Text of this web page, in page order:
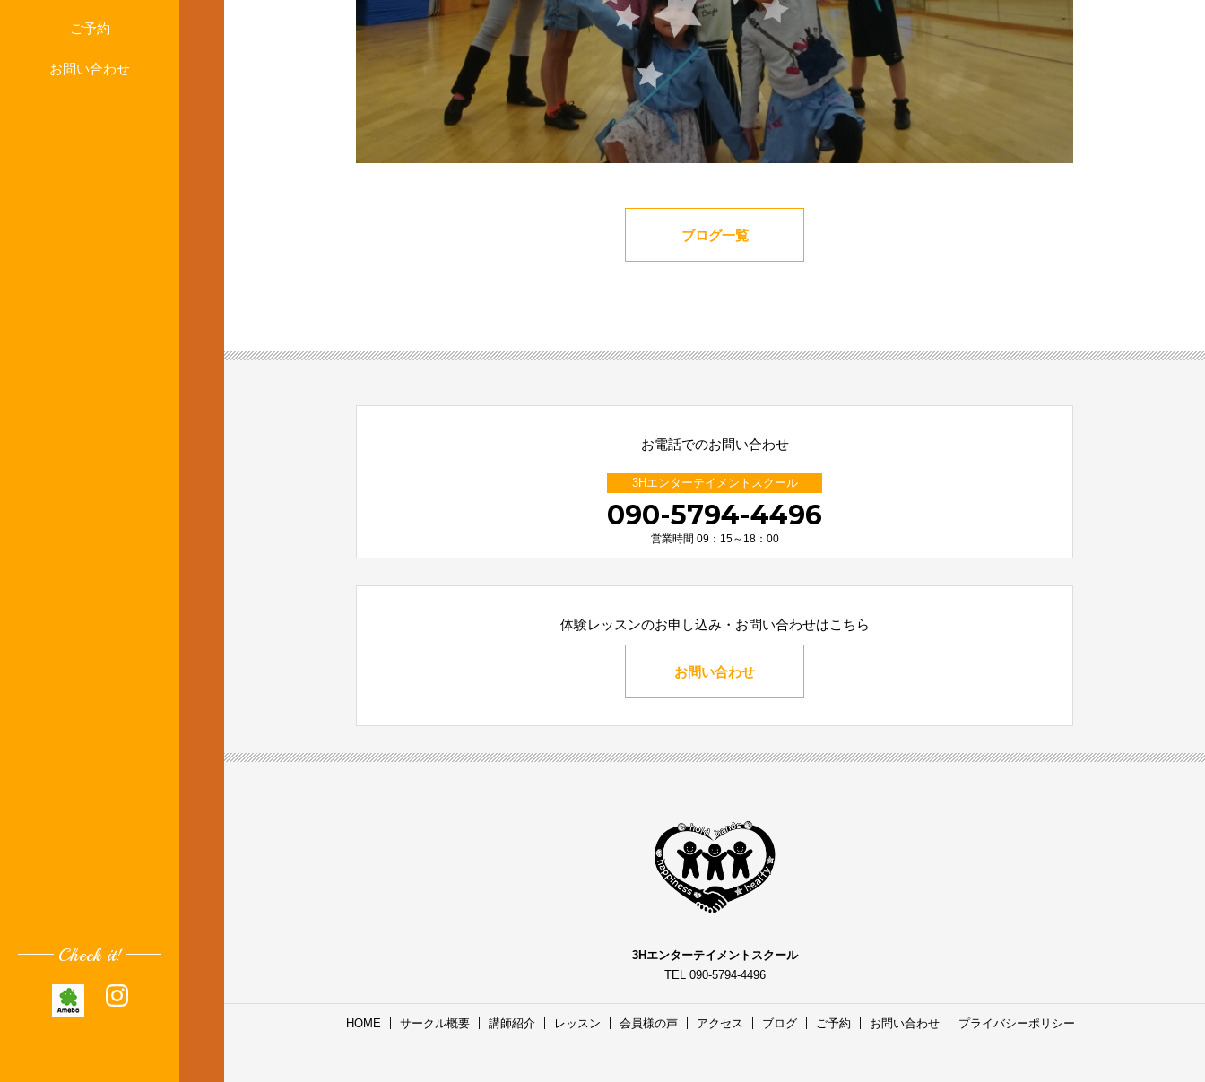
ご予約
お問い合わせ
Check it!
ブログ一覧
お電話でのお問い合わせ
3Hエンターテイメントスクール
090-5794-4496
営業時間 09：15～18：00
体験レッスンのお申し込み・ お問い合わせはこちら
お問い合わせ
3Hエンターテイメントスクール
TEL 090-5794-4496
HOME サークル概要 講師紹介 レッスン 会員様の声 アクセス ブログ ご予約 お問い合わせ プライバシーポリシー